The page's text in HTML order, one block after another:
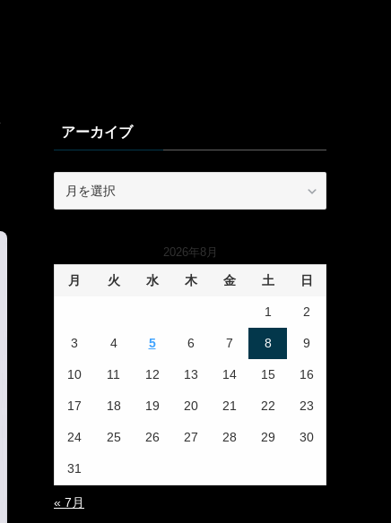
アーカイブ
2026年8月
月 火 水 木 金 土 日
1 2
3 4 5 6 7 8 9
10 11 12 13 14 15 16
17 18 19 20 21 22 23
24 25 26 27 28 29 30
31
« 7月